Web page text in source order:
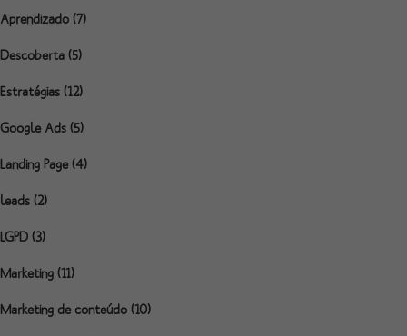
Aprendizado (7)
Descoberta (5)
Estratégias (12)
Google Ads (5)
Landing Page (4)
leads (2)
LGPD (3)
Marketing (11)
Marketing de conteúdo (10)